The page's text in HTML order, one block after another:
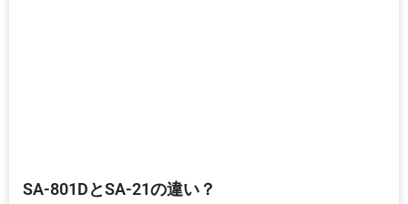
SA-801DとSA-21の違い？